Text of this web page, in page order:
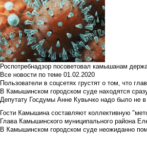
Роспотребнадзор посоветовал камышанам
Все новости по теме 01.02.2020
Пользователи в соцсетях грустят о том, что
В Камышинском городском суде находятся
Депутату Госдумы Анне Кувычко надо было не
Гости Камышина составляют коллективную
Глава Камышинского муниципального района
В Камышинском городском суде неожиданно